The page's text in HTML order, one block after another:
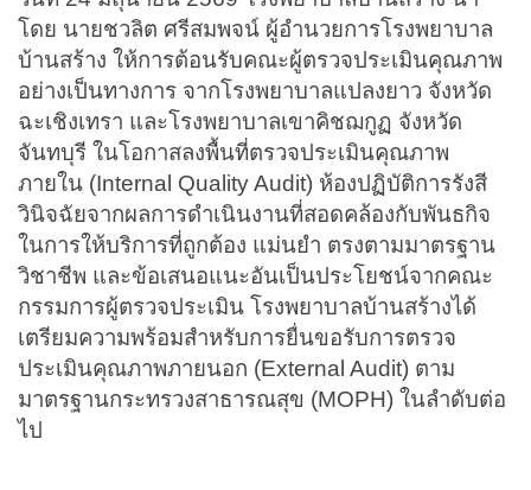
โดย นายชวลิต ศรีสมพจน์ ผู้อำนวยการโรงพยาบาล
บ้านสร้าง ให้การต้อนรับคณะผู้ตรวจประเมินคุณภาพ
อย่างเป็นทางการ จากโรงพยาบาลแปลงยาว จังหวัด
ฉะเชิงเทรา และโรงพยาบาลเขาคิชฌกูฏ จังหวัด
จันทบุรี ในโอกาสลงพื้นที่ตรวจประเมินคุณภาพ
ภายใน (Internal Quality Audit) ห้องปฏิบัติการรังสี
วินิจฉัยจากผลการดำเนินงานที่สอดคล้องกับพันธกิจ
ในการให้บริการที่ถูกต้อง แม่นยำ ตรงตามมาตรฐาน
วิชาชีพ และข้อเสนอแนะอันเป็นประโยชน์จากคณะ
กรรมการผู้ตรวจประเมิน โรงพยาบาลบ้านสร้างได้
เตรียมความพร้อมสำหรับการยื่นขอรับการตรวจ
ประเมินคุณภาพภายนอก (External Audit) ตาม
มาตรฐานกระทรวงสาธารณสุข (MOPH) ในลำดับต่อ
ไป